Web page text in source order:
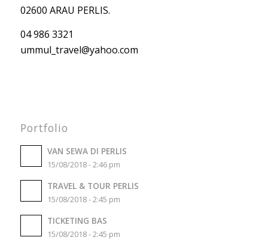
02600 ARAU PERLIS.
04 986 3321
ummul_travel@yahoo.com
Portfolio
VAN SEWA DI PERLIS
15/08/2018 - 2:46 pm
TRAVEL & TOUR PERLIS
15/08/2018 - 2:45 pm
TICKETING BAS
15/08/2018 - 2:45 pm